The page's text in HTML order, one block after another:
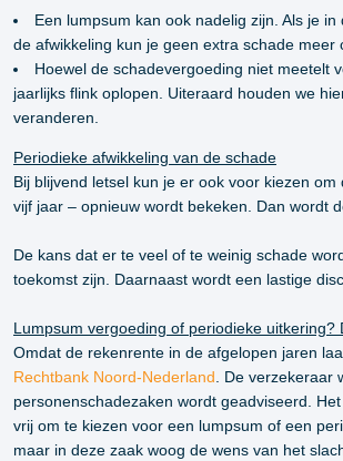
Een lumpsum kan ook nadelig zijn. Als je
de afwikkeling kun je geen extra schade meer
Hoewel de schadevergoeding niet meetelt
jaarlijks flink oplopen. Uiteraard houden we
veranderen.
Periodieke afwikkeling van de schade
Bij blijvend letsel kun je er ook voor kiezen
vijf jaar – opnieuw wordt bekeken. Dan wordt
De kans dat er te veel of te weinig schade
toekomst zijn. Daarnaast wordt een lastige
Lumpsum vergoeding of periodieke uitkering?
Omdat de rekenrente in de afgelopen jaren
Rechtbank Noord-Nederland. De verzekeraar
personenschadezaken wordt geadviseerd.
vrij om te kiezen voor een lumpsum of een
maar in deze zaak woog de wens van het